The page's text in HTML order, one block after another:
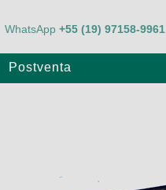
WhatsApp +55 (19) 97158-9961
Postventa